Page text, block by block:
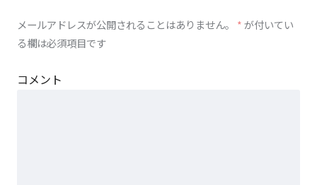
メールアドレスが公開されることはありません。 *が付いてい
る欄は必須項目です
コメント